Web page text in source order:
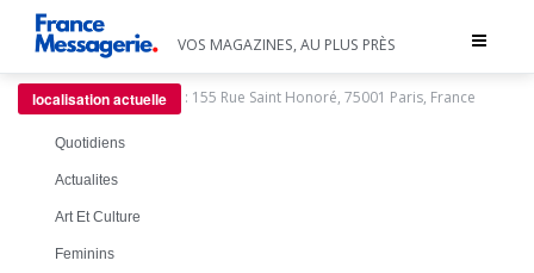
Toggle
VOS MAGAZINES, AU PLUS PRÈS
localisation actuelle : 155 Rue Saint Honoré, 75001 Paris, France
Quotidiens
Actualites
Art Et Culture
Feminins